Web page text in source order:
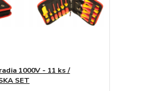
1000V - 11 ks /
SET